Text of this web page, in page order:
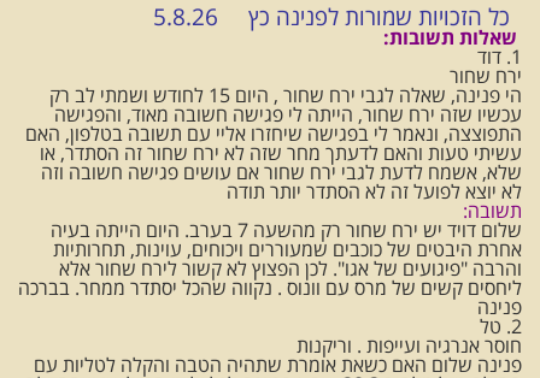
כל הזכויות שמורות לפנינה כץ 5.8.26
שאלות תשובות:
1. דוד
ירח שחור
הי פנינה, שאלה לגבי ירח שחור , היום 15 לחודש ושמתי לב רק
עכשיו שזה ירח שחור, הייתה לי פגישה חשובה מאוד, והפגישה
התפוצצה, ונאמר לי בפגישה שיחזרו אליי עם תשובה בטלפון, האם
עשיתי טעות והאם לדעתך מחר שזה לא ירח שחור זה הסתדר, או
שלא, אשמח לדעת לגבי ירח שחור אם עושים פגישה חשובה וזה
לא יוצא לפועל זה לא הסתדר יותר תודה
תשובה:
שלום דויד יש ירח שחור רק מהשעה 7 בערב. היום הייתה בעיה
אחרת היבטים של כוכבים שמעוררים ויכוחים, עוינות, תחרותיות
והרבה "פיגועים של אגו". לכן הפצוץ לא קשור לירח שחור אלא
ליחסים קשים של מרס עם וונוס . נקווה שהכל יסתדר ממחר. בברכה
פנינה
2. טל
חוסר אנרגיה ועייפות . וריקנות
פנינה שלום האם כשאת אומרת שתהיה הטבה והקלה לטליות עם